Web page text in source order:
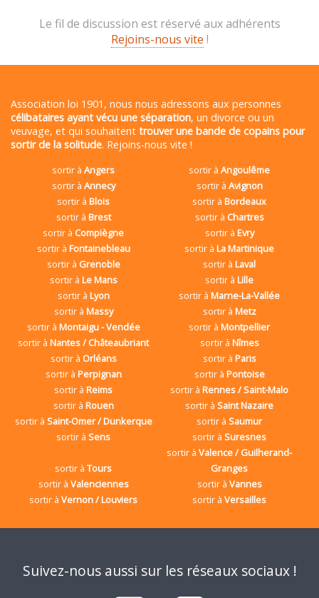
Le fil de discussion est réservé aux adhérents
Rejoins-nous vite !
Association loi 1901, nous nous adressons aux personnes
célibataires ayant vécu une séparation, un divorce ou un
veuvage, et qui souhaitent trouver une bande de copains pour
sortir de la solitude. Rejoins-nous vite !
sortir àAngers sortir àAngoulême
sortir à Annecy sortir à Avignon
sortir àBlois sortir àBordeaux
sortir à Brest sortir à Chartres
sortir à Compiègne sortir à Evry
sortir à Fontainebleau sortir àLa Martinique
sortir à Grenoble sortir àLaval
sortir à Le Mans sortir àLille
sortir à Lyon sortir àMarne-La-Vallée
sortir à Massy sortir à Metz
sortir à Montaigu - Vendée sortir àMontpellier
sortir àNantes / Châteaubriant sortir à Nîmes
sortir à Orléans sortir à Paris
sortir à Perpignan sortir à Pontoise
sortir àReims sortir àRennes / Saint-Malo
sortir à Rouen sortir àSaint Nazaire
sortir à Saint-Omer / Dunkerque sortir àSaumur
sortir àSens sortir àSuresnes
sortir àTours
sortir àValence / Guilherand-
Granges
sortir à Valenciennes sortir à Vannes
sortir àVernon / Louviers sortir àVersailles
Suivez-nous aussi sur les réseaux sociaux !